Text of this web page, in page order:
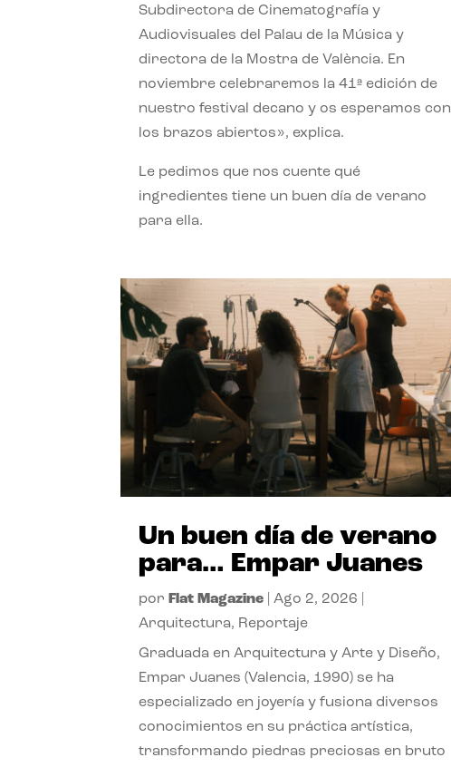
Subdirectora de Cinematografía y
Audiovisuales del Palau de la Música y
directora de la Mostra de València. En
noviembre celebraremos la 41ª edición de
nuestro festival decano y os esperamos con
los brazos abiertos», explica.
Le pedimos que nos cuente qué
ingredientes tiene un buen día de verano
para ella.
Un buen día de verano
para… Empar Juanes
por Flat Magazine |Ago 2, 2026
Arquitectura, Reportaje
Graduada en Arquitectura y Arte y Diseño,
Empar Juanes (Valencia, 1990) se ha
especializado en joyería y fusiona diversos
conocimientos en su práctica artística,
transformando piedras preciosas en bruto